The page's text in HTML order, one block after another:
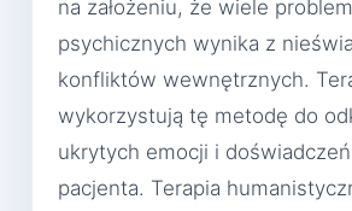
na założeniu, że wiele
psychicznych wynika z
konfliktów wewnętrznych.
wykorzystują tę metodę do
ukrytych emocji i
pacjenta. Terapia